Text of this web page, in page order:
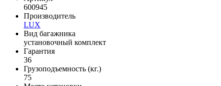
600945
Производитель
LUX
Вид багажника
установочный комплект
Гарантия
36
Грузоподъемность (кг.)
75